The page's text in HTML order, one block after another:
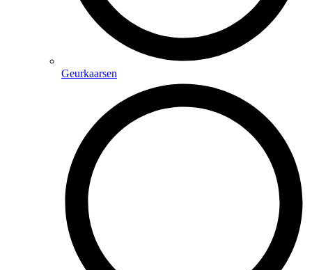
Geurkaarsen